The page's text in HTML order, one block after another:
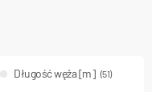
Długość węża [m] (51)